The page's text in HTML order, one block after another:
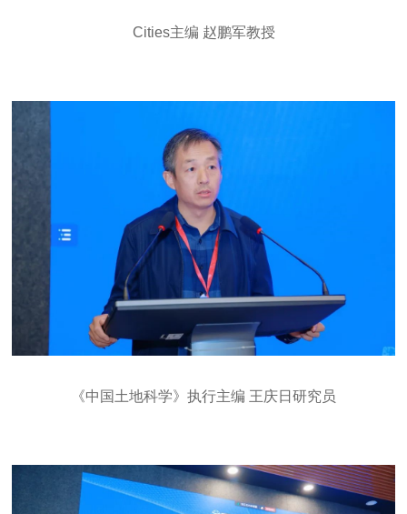
Cities主编 赵鹏军教授
《中国土地科学》执行主编 王庆日研究员